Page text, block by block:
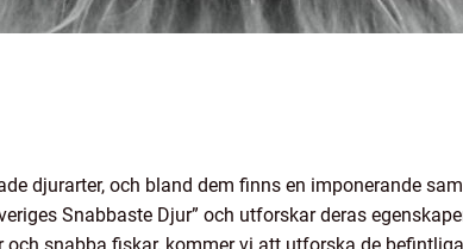
djurarter, och bland dem finns en imponerande
Snabbaste Djur” och utforskar deras